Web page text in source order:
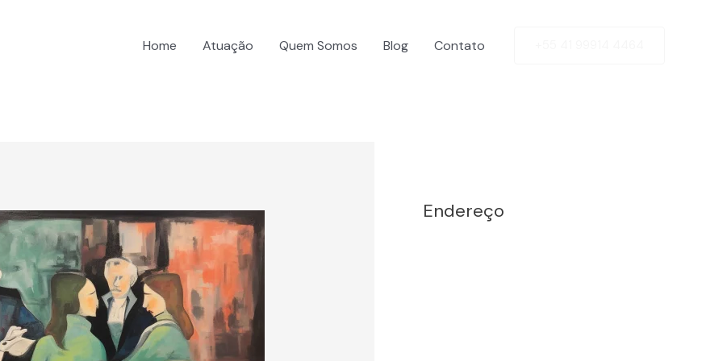
Home Atuação Quem Somos Blog Contato
Endereço